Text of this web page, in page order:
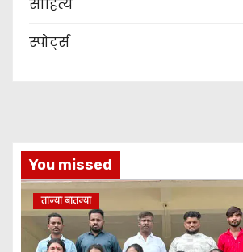
साहित्य
स्पोर्ट्स
You missed
ताज्या बातम्या